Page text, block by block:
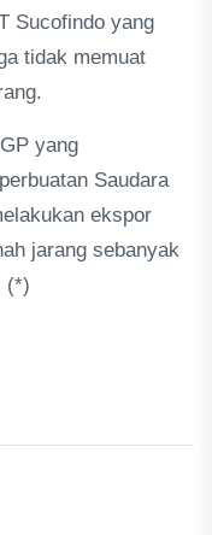
Sucofindo yang
tidak memuat
yang
Saudara
ekspor
jarang sebanyak
(*)